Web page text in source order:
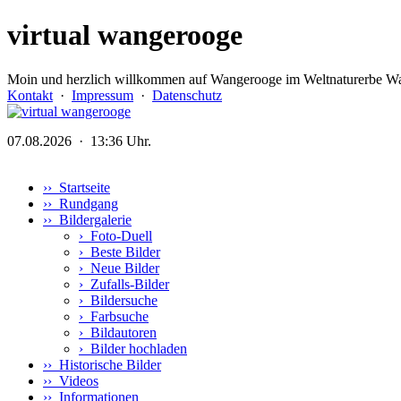
virtual wangerooge
Moin und herzlich willkommen auf Wangerooge im Weltnaturerbe
Kontakt · Impressum · Datenschutz
07.08.2026 · 13:36 Uhr.
›› Startseite
›› Rundgang
›› Bildergalerie
› Foto-Duell
› Beste Bilder
› Neue Bilder
› Zufalls-Bilder
› Bildersuche
› Farbsuche
› Bildautoren
› Bilder hochladen
›› Historische Bilder
›› Videos
›› Informationen